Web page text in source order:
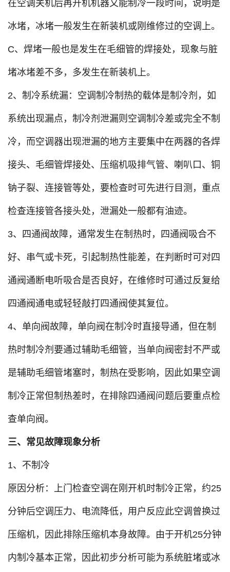
在空调关机后再开机机器又能制冷一段时间，说明是
冰堵，冰堵一般发生在新装机或刚维修过的空调上。
C、焊堵一般也是发生在毛细管的焊接处，现象与脏
堵冰堵差不多，多发生在新装机上。
2、制冷系统漏：空调制冷制热的载体是制冷剂，如
系统出现漏点，制冷剂泄漏则空调制冷差或完全不制
冷，而空调器出现泄漏的地方主要集中在两器的各焊
接头、毛细管焊接处、压缩机吸排气管、喇叭口、铜
钠子裂、连接管等处，要检查时可先进行目测，重点
检查连接管各接头处，泄漏处一般都有油迹。
3、四通阀故障，通常发生在制热时，四通阀吸合不
好、串气或卡死，引起制热性能差，在判断时可对四
通阀通断电听吸合是否良好，在维修时可通过反复给
四通阀通电或轻轻敲打四通阀使其复位。
4、单向阀故障，单向阀在制冷时直接导通，但在制
热时制冷剂要通过辅助毛细管，当单向阀密封不严或
是辅助毛细管堵塞时，制热在受影响，因此如果空调
制冷正常但制热差时，在排除四通阀问题后要重点检
查单向阀。
三、常见故障现象分析
1、不制冷
原因分析：上门检查空调在刚开机时制冷正常，约25
分钟后空调压力、电流降低，用户反应此空调曾换过
压缩机，因此排除压缩机本身故障。由于开机25分钟
内制冷基本正常，因此初步分析可能为系统脏堵或冰